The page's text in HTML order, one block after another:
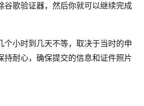
谷歌验证器，然后你就可以继续完成
个小时到几天不等，取决于当时的申
持耐心，确保提交的信息和证件照片